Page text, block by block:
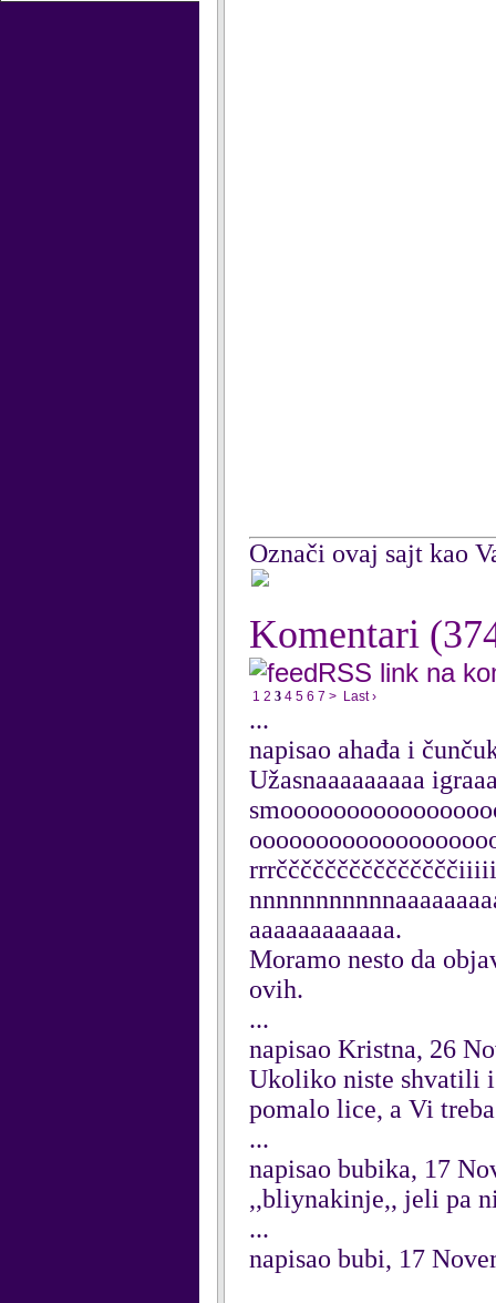
Označi ovaj sajt kao
Komentari
RSS link na
1 2 3 4 5 6 7 > Last ›
...
napisao ahađa i
Užasnaaaaaaaaa
aaaaaaaaaaaa.
Moramo nesto da
ovih.
...
napisao Kristna, 26
Ukoliko niste shvatili
pomalo lice, a Vi
...
napisao bubika, 17
,,bliynakinje,, jeli pa
...
napisao bubi, 17